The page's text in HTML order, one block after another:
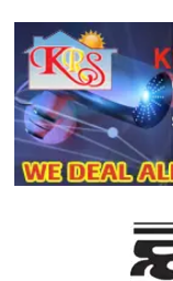
content